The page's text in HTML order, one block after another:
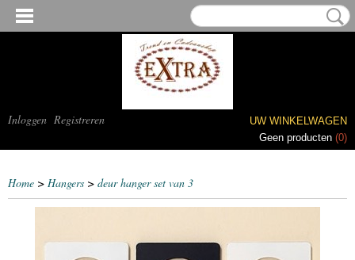
Inloggen Registreren
UW WINKELWAGEN
Geen producten (0)
Home > Hangers > deur hanger set van 3